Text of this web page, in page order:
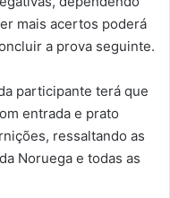
mais acertos poderá
a prova seguinte.
participante terá que
entrada e prato
ressaltando as
Noruega e todas as